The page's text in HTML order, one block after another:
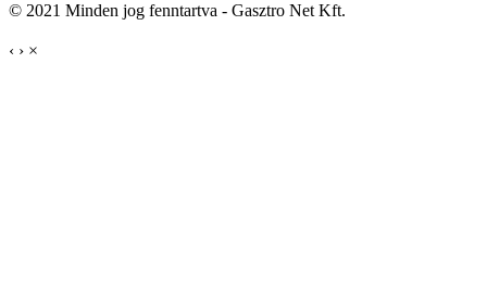
© 2021 Minden jog fenntartva - Gasztro Net Kft.
‹ › ×